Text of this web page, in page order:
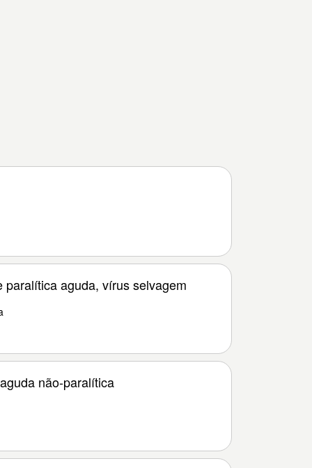
paralítica aguda, vírus selvagem
não-paralítica